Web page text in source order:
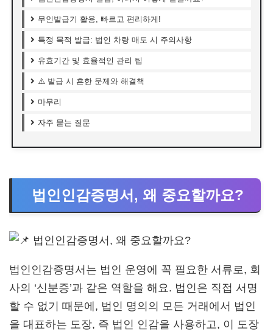
무인발급기 활용, 빠르고 편리하게!
특정 목적 발급: 법인 차량 매도 시 주의사항
유효기간 및 효율적인 관리 팁
⚠️ 발급 시 흔한 문제와 해결책
마무리
자주 묻는 질문
법인인감증명서, 왜 중요할까요?
법인인감증명서는 법인 운영에 꼭 필요한 서류로, 회
사의 ‘신분증’과 같은 역할을 해요. 법인은 직접 서명
할 수 없기 때문에, 법인 명의의 모든 거래에서 법인
을 대표하는 도장, 즉 법인 인감을 사용하고, 이 도장